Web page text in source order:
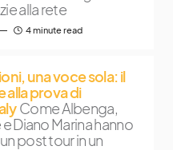
alla rete
4 minute read
una voce sola: il
alla prova di
Come Albenga,
Diano Marina hanno
post tour in un